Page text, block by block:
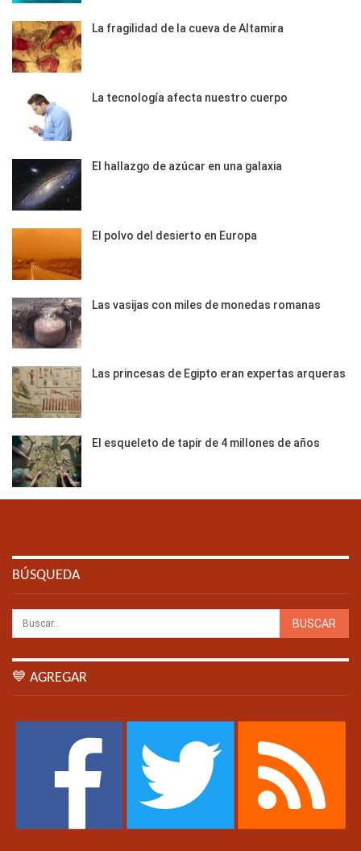
La fragilidad de la cueva de Altamira
La tecnología afecta nuestro cuerpo
El hallazgo de azúcar en una galaxia
El polvo del desierto en Europa
Las vasijas con miles de monedas romanas
Las princesas de Egipto eran expertas arqueras
El esqueleto de tapir de 4 millones de años
BÚSQUEDA
💙 AGREGAR